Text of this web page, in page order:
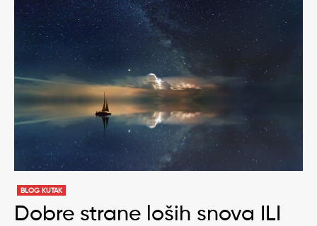
BLOG KUTAK
Dobre strane loših snova ILI